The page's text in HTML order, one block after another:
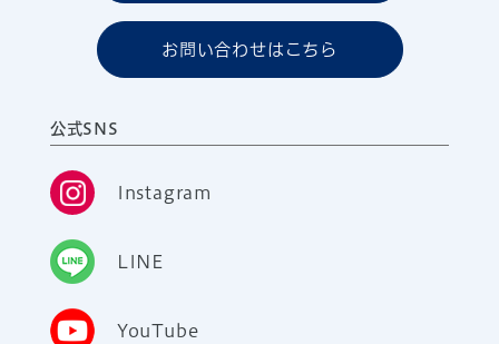
お問い合わせはこちら
公式SNS
Instagram
LINE
YouTube